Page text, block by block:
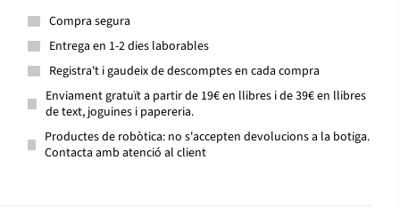
Compra segura
Entrega en 1-2 dies laborables
Registra't i gaudeix de descomptes en cada compra
Enviament gratuït a partir de 19€ en llibres i de 39€ en llibres
de text, joguines i papereria.
Productes de robòtica: no s'accepten devolucions a la botiga.
Contacta amb atenció al client